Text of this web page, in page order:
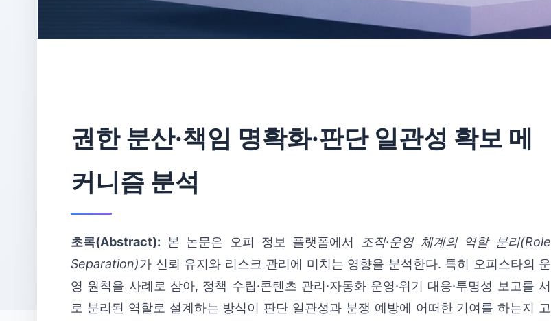
권한 분산·책임 명확화·판단 일관성 확보 메
커니즘 분석
초록(Abstract): 본 논문은 오피 정보 플랫폼에서
조직·운영 체계의 역할 분리(Role
Separation)가 신뢰 유지와 리스크 관리에 미치는 영향을 분석한다. 특히 오피스타의 운
영 원칙을 사례로 삼아, 정책 수립·콘텐츠 관리·자동화 운영·위기 대응·투명성 보고를 서
로 분리된 역할로 설계하는 방식이 판단 일관성과 분쟁 예방에 어떠한 기여를 하는지 고